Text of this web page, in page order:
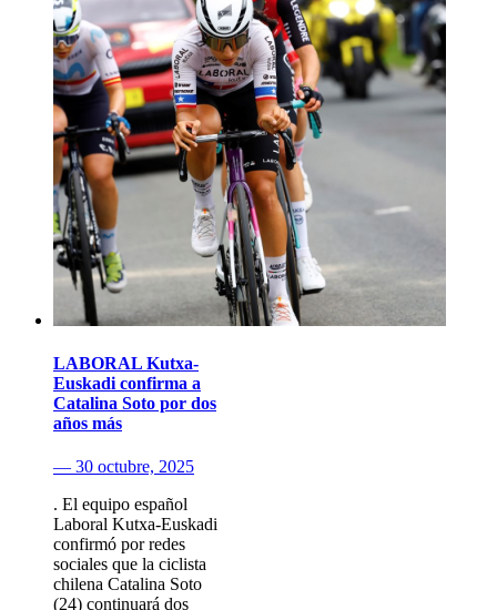
LABORAL Kutxa-
Euskadi confirma a
Catalina Soto por dos
años más
— 30 octubre, 2025
. El equipo español
Laboral Kutxa-Euskadi
confirmó por redes
sociales que la ciclista
chilena Catalina Soto
(24) continuará dos